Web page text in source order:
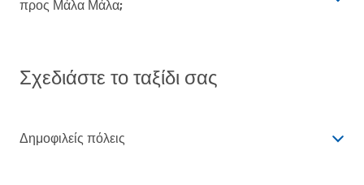
προς Μάλα Μάλα;
Σχεδιάστε το ταξίδι σας
Δημοφιλείς πόλεις